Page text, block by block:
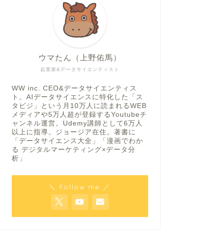
起業家&データサイエンティスト
ウマたん（上野佑馬）
WW inc. CEO&データサイエンティス
ト。AIデータサイエンスに特化した「ス
タビジ」という月10万人に読まれるWEB
メディアや5万人超が登録するYoutubeチ
ャンネル運営。Udemy講師として6万人
以上に指導。ジョージア在住。著書に
「データサイエンス大全」「漫画でわか
る デジタルマーケティング×データ分
析」
＼ Follow me ／